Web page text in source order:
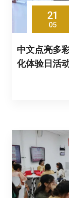
21
05
中文点亮多
化体验日活